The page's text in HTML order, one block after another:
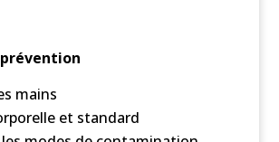
mains
et standard